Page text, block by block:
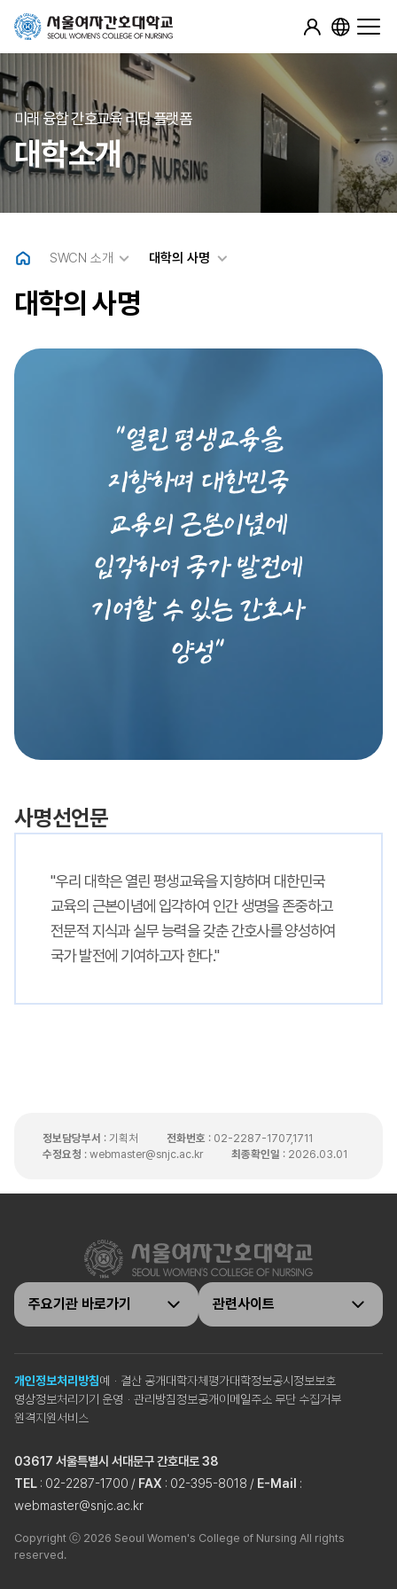
미래 융합 간호교육 리딩 플랫폼
대학소개
SWCN 소개 대학의 사명
대학의 사명
"열린 평생교육을
지향하며 대한민국
교육의 근본이념에
입각하여 국가 발전에
기여할 수 있는 간호사
양성"
사명선언문
"우리 대학은 열린 평생교육을 지향하며 대한민국
교육의 근본이념에 입각하여 인간 생명을 존중하고
전문적 지식과 실무 능력을 갖춘 간호사를 양성하여
국가 발전에 기여하고자 한다."
정보담당부서 : 기획처 전화번호 : 02-2287-1707,1711
수정요청 : webmaster@snjc.ac.kr 최종확인일 : 2026.03.01
주요기관 바로가기 관련사이트
개인정보처리방침예ㆍ결산 공개대학자체평가대학정보공시 정보보호
영상정보처리기기 운영ㆍ관리방침정보공개이메일주소 무단 수집거부
원격지원서비스
03617 서울특별시 서대문구 간호대로 38
TEL : 02-2287-1700 / FAX : 02-395-8018 / E-Mail :
webmaster@snjc.ac.kr
Copyright ⓒ 2026 Seoul Women's College of Nursing All rights
reserved.